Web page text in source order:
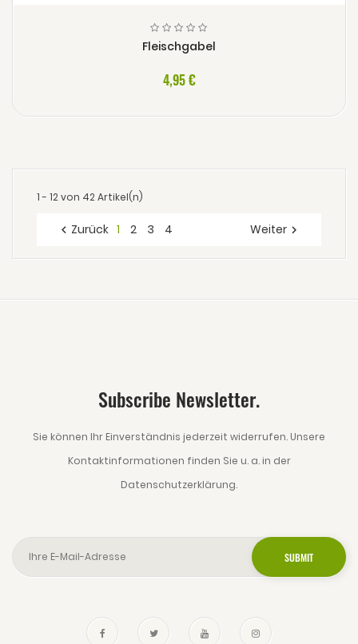
Fleischgabel
4,95 €
1 - 12 von 42 Artikel(n)
 Zurück 1 2 3 4 Weiter 
Subscribe Newsletter.
Sie können Ihr Einverständnis jederzeit widerrufen. Unsere
Kontaktinformationen finden Sie u. a. in der
Datenschutzerklärung.